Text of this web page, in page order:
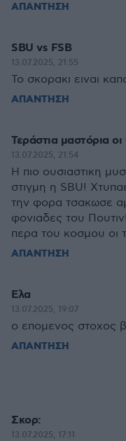
ΑΠΑΝΤΗΣΗ
SBU vs FSB
13.07.2025, 21:55
Το σκορακι ειναι
ΑΠΑΝΤΗΣΗ
Τεράστια μαστόρια
13.07.2025, 21:54
Η πιο ουσιαστικη
στιγμη η SBU!
την φορα τσακωσε
φονιαδες του
περα του κοσμου οι
ΑΠΑΝΤΗΣΗ
Ελα
13.07.2025, 19:07
ο επομενος στοχος
ΑΠΑΝΤΗΣΗ
Σκορ:
13.07.2025, 17:11